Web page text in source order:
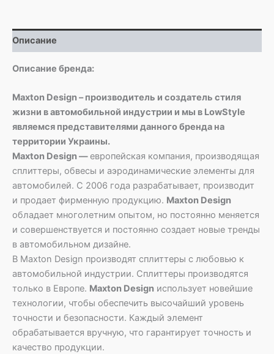
Описание
Описание бренда:
Maxton Design – производитель и создатель стиля
жизни в автомобильной индустрии и мы в LowStyle
являемся представителями данного бренда на
территории Украины.
Maxton Design —европейская компания, производящая
сплиттеры, обвесы и аэродинамические элементы для
автомобилей. С 2006 года разрабатывает, производит
и продает фирменную продукцию. Maxton Design
обладает многолетним опытом, но постоянно меняется
и совершенствуется и постоянно создает новые тренды
в автомобильном дизайне.
В Maxton Design производят сплиттеры с любовью к
автомобильной индустрии. Сплиттеры производятся
только в Европе. Maxton Design использует новейшие
технологии, чтобы обеспечить высочайший уровень
точности и безопасности. Каждый элемент
обрабатывается вручную, что гарантирует точность и
качество продукции.